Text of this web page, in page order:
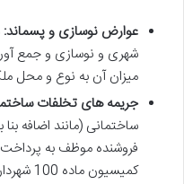
عوارض نوسازی و پسماند:
شهری و نوسازی و جمع
میزان آن به نوع و محل
جریمه های تخلفات
ساختمانی (مانند اضافه
فروشنده موظف به
کمیسیون ماده 100 شهرداری است.